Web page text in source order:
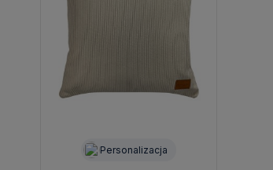
Personalizacja